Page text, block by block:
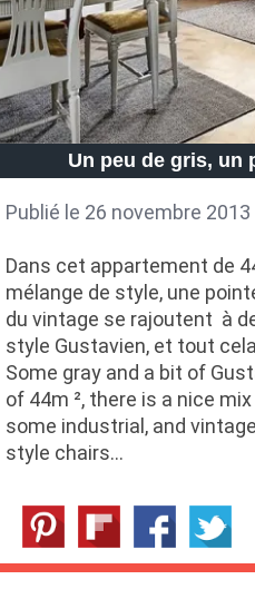
Un peu de gris, un
Publié le 26 novembre 2013
Dans cet appartement de
mélange de style, une
du vintage se rajoutent à
style Gustavien, et tout
Some gray and a bit of
of 44m ², there is a nice
some industrial, and
style chairs…